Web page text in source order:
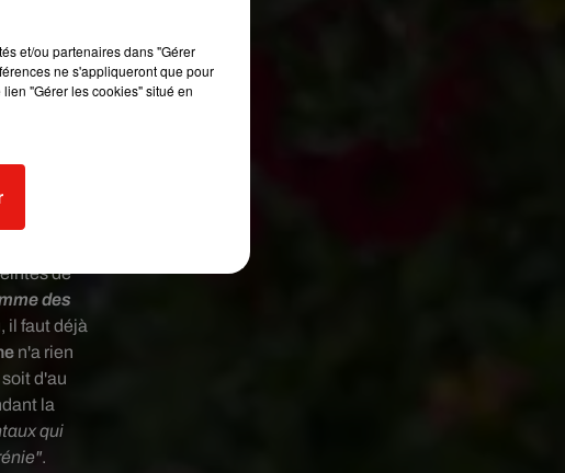
de
des
il faut déjà
n'a rien
d'au
la
qui
.
et/ou partenaires dans "Gérer
ne s'appliqueront que pour
"Gérer les cookies" situé en